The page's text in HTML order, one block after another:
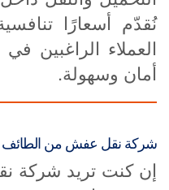
نُقدّم أسعارًا
العملاء الراغبين
أمان وسهولة.
شركة نقل عفش من الطائف
إن كنت تريد شركة